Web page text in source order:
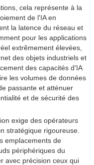
cela représente à la
de l'IA en
la latence du réseau et
pour les applications
extrêmement élevées,
des objets industriels et
des capacités d'IA
les volumes de données
passante et atténuer
et de sécurité des
exige des opérateurs
stratégique rigoureuse.
emplacements de
périphériques du
avec précision ceux qui